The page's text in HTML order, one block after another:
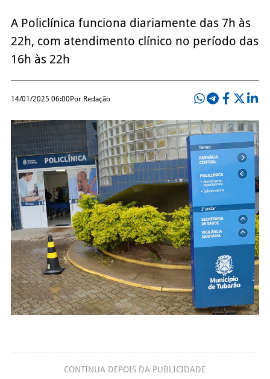
A Policlínica funciona diariamente das 7h às
22h, com atendimento clínico no período das
16h às 22h
14/01/2025 06:00Por Redação
CONTINUA DEPOIS DA PUBLICIDADE